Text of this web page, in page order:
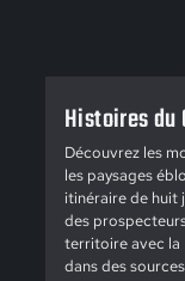
Histoires du
Découvrez les
les paysages
itinéraire de huit
des
territoire avec la
dans des